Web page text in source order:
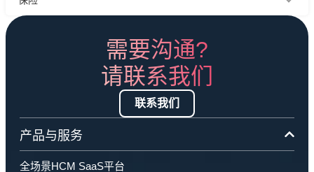
需要沟通?
请联系我们
联系我们
产品与服务
全场景HCM SaaS平台